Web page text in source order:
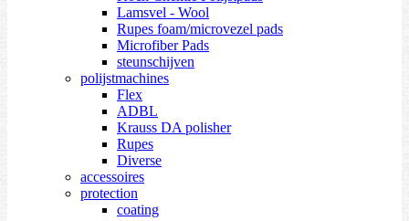
Lamsvel - Wool
Rupes foam/microvezel pads
Microfiber Pads
steunschijven
polijstmachines
Flex
ADBL
Krauss DA polisher
Rupes
Diverse
accessoires
protection
coating